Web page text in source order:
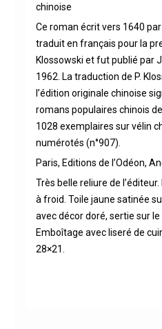
chinoise
Ce roman écrit vers 1640
traduit en français pour la
Klossowski et fut publié par
1962. La traduction de P.
l’édition originale chinoise
romans populaires chinois
1028 exemplaires sur vélin
numérotés (n°907).
Paris, Editions de l’Odéon,
Très belle reliure de
à froid. Toile jaune satinée
avec décor doré, sertie sur
Emboîtage avec liseré de
28×21.